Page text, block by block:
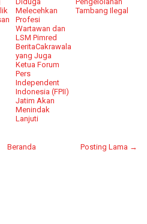
Melecehkan
Profesi
Wartawan dan
LSM Pimred
BeritaCakrawala
yang Juga
Ketua Forum
Pers
Independent
Indonesia (FPII)
Jatim Akan
Menindak
Lanjuti
Tambang Ilegal
Posting Lama →
Beranda